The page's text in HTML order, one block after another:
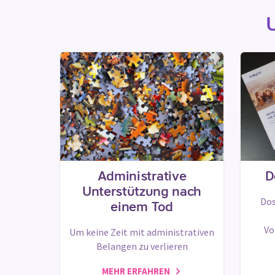
Administrative
Unterstützung nach
einem Tod
Um keine Zeit mit administrativen
Belangen zu verlieren
MEHR ERFAHREN